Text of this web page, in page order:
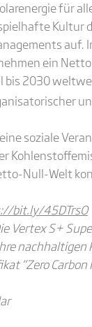
für
Kultur
auf.
ein
2030
soziale
Null-Welt
bit.ly/45DTrsO
Vertex S+
nachhaltigen
“Zero Carbon